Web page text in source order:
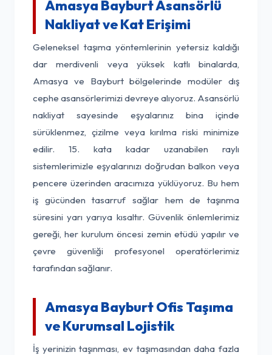
Amasya Bayburt Asansörlü
Nakliyat ve Kat Erişimi
Geleneksel taşıma yöntemlerinin yetersiz kaldığı
dar merdivenli veya yüksek katlı binalarda,
Amasya ve Bayburt bölgelerinde modüler dış
cephe asansörlerimizi devreye alıyoruz. Asansörlü
nakliyat sayesinde eşyalarınız bina içinde
sürüklenmez, çizilme veya kırılma riski minimize
edilir. 15. kata kadar uzanabilen raylı
sistemlerimizle eşyalarınızı doğrudan balkon veya
pencere üzerinden aracımıza yüklüyoruz. Bu hem
iş gücünden tasarruf sağlar hem de taşınma
süresini yarı yarıya kısaltır. Güvenlik önlemlerimiz
gereği, her kurulum öncesi zemin etüdü yapılır ve
çevre güvenliği profesyonel operatörlerimiz
tarafından sağlanır.
Amasya Bayburt Ofis Taşıma
ve Kurumsal Lojistik
İş yerinizin taşınması, ev taşımasından daha fazla